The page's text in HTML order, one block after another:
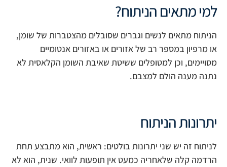
למי מתאים הניתוח?
הניתוח מתאים לנשים וגברים שסובלים מהצטברות של שומן,
או מרפיון במספר רב של אזורים או באזורים אנטומיים
מסויימים, וכן למטופלים ששיטת שאיבת השומן הקלאסית לא
נתנה מענה הולם למצבם.
יתרונות הניתוח
לניתוח זה יש שני יתרונות בולטים: ראשית, הוא מתבצע תחת
הרדמה קלה שלאחריה כמעט אין תופעות לוואי. שנית, הוא לא